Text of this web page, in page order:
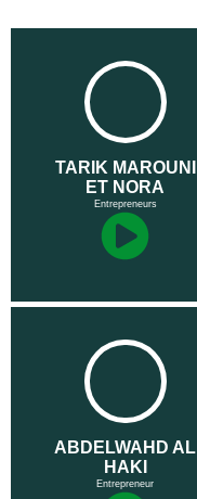
TARIK MAROUNI
ET NORA
Entrepreneurs
ABDELWAHD AL
HAKI
Entrepreneur